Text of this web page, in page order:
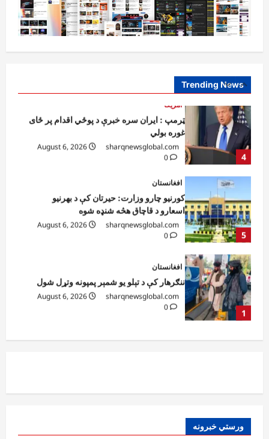
Trending News
3
0
4
آمریکا
sharqnewsglobal.com
5
افغانستان
کورنیو چارو وزارت: حیرتان کې د بهرنیو
اسعارو د قاچاق هڅه شنډه شوه
sharqnewsglobal.com
1
افغانستان
ننګرهار کې د تېلو یو شمېر پمپونه وتړل شول
sharqnewsglobal.com
0
2
افغانستان
ټولګټو وزارت: قیصار ـ لامان سړک رغنیزې
چارې په بېلابېلو برخو کې روانې دي
sharqnewsglobal.com
ورستي خبرونه